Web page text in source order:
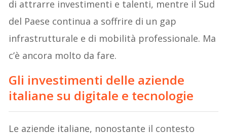
di attrarre investimenti e talenti, mentre il Sud
del Paese continua a soffrire di un gap
infrastrutturale e di mobilità professionale. Ma
c’è ancora molto da fare.
Gli investimenti delle aziende
italiane su digitale e tecnologie
Le aziende italiane, nonostante il contesto